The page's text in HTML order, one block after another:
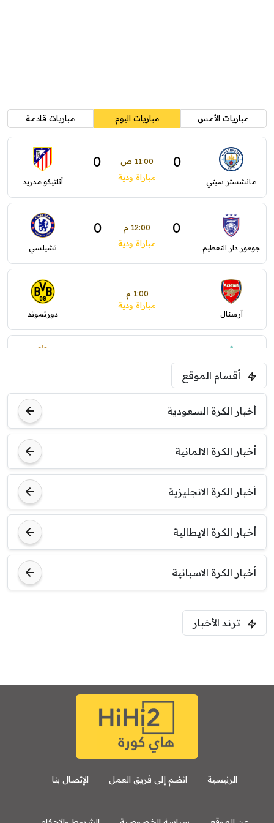
مباريات الأمس مباريات اليوم مباريات قادمة
مانشستر سيتي
0 11:00 ص 0
مباراة ودية أتلتيكو مدريد
جوهور دار التعظيم
0 12:00 م 0
مباراة ودية تشيلسي
آرسنال
1:00 م
مباراة ودية
دورتموند
ليفربول
أقسام الموقع
أخبار الكرة السعودية
أخبار الكرة الالمانية
أخبار الكرة الانجليزية
أخبار الكرة الايطالية
أخبار الكرة الاسبانية
ترند الأخبار
الرئيسية انضم إلى فريق العمل الإتصال بنا